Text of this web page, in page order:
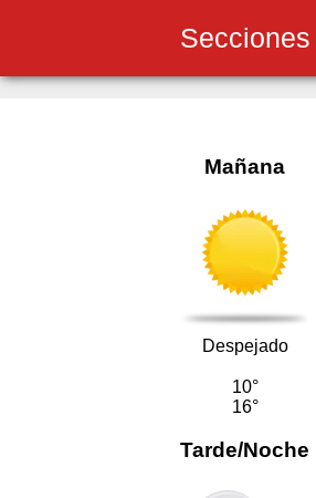
Secciones
Mañana
Despejado
10°
16°
Tarde/Noche